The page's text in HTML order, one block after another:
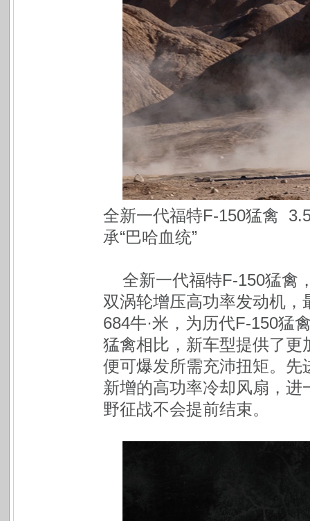
全新一代福特F-150猛禽
承“巴哈血统”
全新一代福特F-150猛禽
双涡轮增压高功率发动机
684牛·米，为历代F-150猛
猛禽相比，新车型提供了
便可爆发所需充沛扭矩。
新增的高功率冷却风扇，
野征战不会提前结束。